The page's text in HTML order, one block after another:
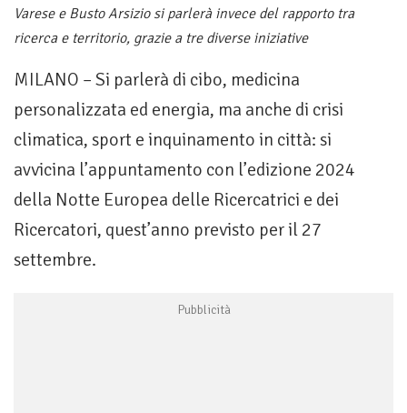
Varese e Busto Arsizio si parlerà invece del rapporto tra
ricerca e territorio, grazie a tre diverse iniziative
MILANO – Si parlerà di cibo, medicina
personalizzata ed energia, ma anche di crisi
climatica, sport e inquinamento in città: si
avvicina l’appuntamento con l’edizione 2024
della Notte Europea delle Ricercatrici e dei
Ricercatori, quest’anno previsto per il 27
settembre.